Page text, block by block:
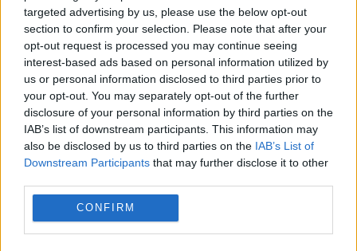
targeted advertising by us, please use the below opt-out
section to confirm your selection. Please note that after your
opt-out request is processed you may continue seeing
interest-based ads based on personal information utilized by
us or personal information disclosed to third parties prior to
your opt-out. You may separately opt-out of the further
disclosure of your personal information by third parties on the
IAB’s list of downstream participants. This information may
also be disclosed by us to third parties on the IAB’s List of
Downstream Participants that may further disclose it to other
CONFIRM
Stiri calde
21:44-Epidemie fără precedent în Congo. OMS și
Africa CDC investighează o posibilă mutație a
virusului Ebola
21:34-CFR Cluj - Tromso, 0-5. Umilință de zile mari
pentru echipa din Gruia. Returul nu mai contează